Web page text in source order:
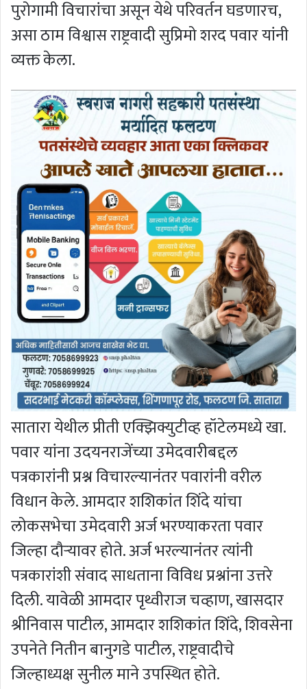
पुरोगामी विचारांचा असून येथे परिवर्तन घडणारच,
असा ठाम विश्वास राष्ट्रवादी सुप्रिमो शरद पवार यांनी
व्यक्त केला.
सातारा येथील प्रीती एक्झिक्युटीव्ह हॉटेलमध्ये खा.
पवार यांना उदयनराजेंच्या उमेदवारीबद्दल
पत्रकारांनी प्रश्न विचारल्यानंतर पवारांनी वरील
विधान केले. आमदार शशिकांत शिंदे यांचा
लोकसभेचा उमेदवारी अर्ज भरण्याकरता पवार
जिल्हा दौर्‍यावर होते. अर्ज भरल्यानंतर त्यांनी
पत्रकारांशी संवाद साधताना विविध प्रश्नांना उत्तरे
दिली. यावेळी आमदार पृथ्वीराज चव्हाण, खासदार
श्रीनिवास पाटील, आमदार शशिकांत शिंदे, शिवसेना
उपनेते नितीन बानुगडे पाटील, राष्ट्रवादीचे
जिल्हाध्यक्ष सुनील माने उपस्थित होते.